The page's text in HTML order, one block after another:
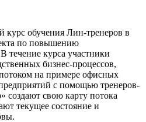
курс обучения Лин-тренеров в
по повышению
течение курса участники
бизнес-процессов,
на примере офисных
с помощью тренеров-
создают свою карту потока
текущее состояние и